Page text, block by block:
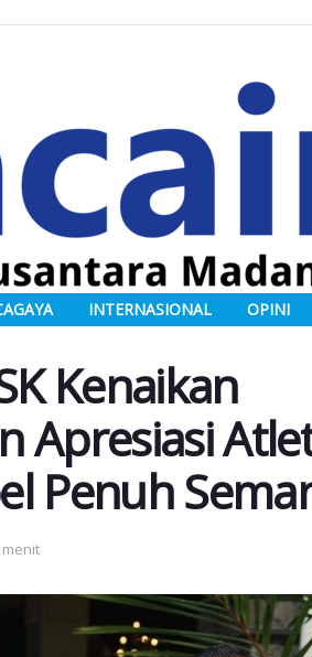
INTERNASIONAL OPINI
Kenaikan
Apresiasi
Penuh
menit